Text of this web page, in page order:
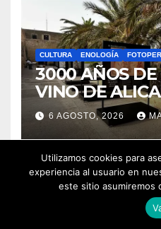
CULTURA ENOLOGÍA
3000 AÑOS DE
VINO DE
RENACEN EN
DE SANTA
6 AGOSTO, 2026
GENERAL
Utilizamos cookies para
experiencia al usuario en
este sitio asumiremos